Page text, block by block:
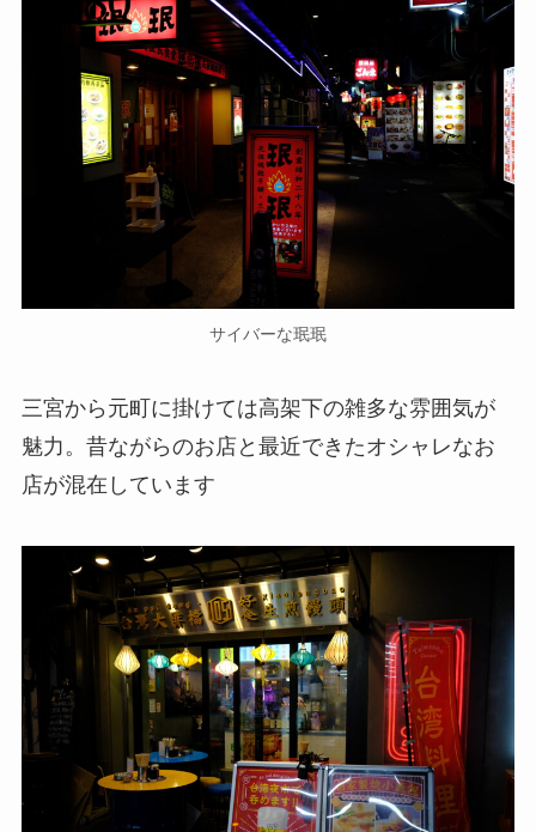
サイバーな珉珉
三宮から元町に掛けては高架下の雑多な雰囲気が
魅力。昔ながらのお店と最近できたオシャレなお
店が混在しています